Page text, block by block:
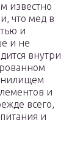
известно
что мед в
и
и не
внутри
и
всего,
и